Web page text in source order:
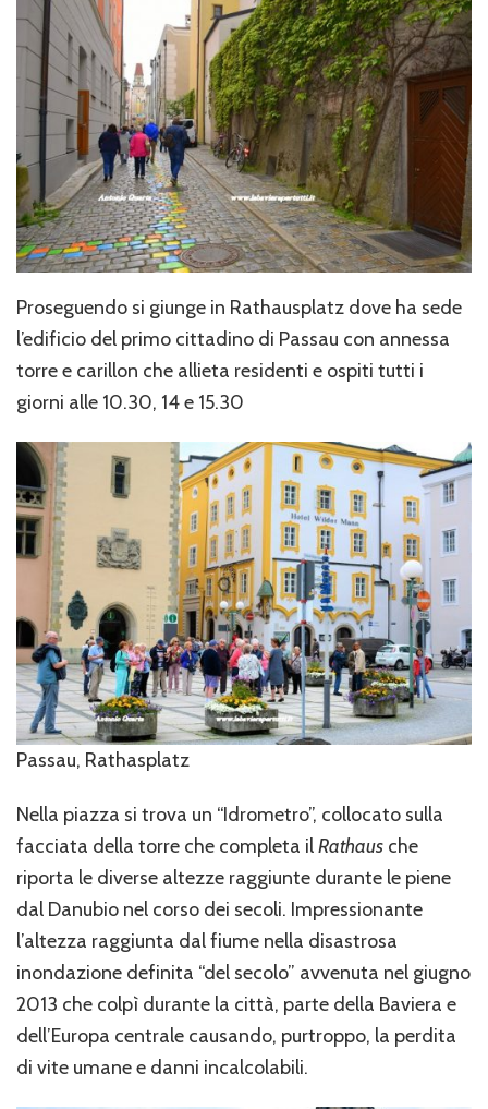
Proseguendo si giunge in Rathausplatz dove ha sede
l’edificio del primo cittadino di Passau con annessa
torre e carillon che allieta residenti e ospiti tutti i
giorni alle 10.30, 14 e 15.30
Passau, Rathasplatz
Nella piazza si trova un “Idrometro”, collocato sulla
facciata della torre che completa ilRathaus che
riporta le diverse altezze raggiunte durante le piene
dal Danubio nel corso dei secoli. Impressionante
l’altezza raggiunta dal fiume nella disastrosa
inondazione definita “del secolo” avvenuta nel giugno
2013 che colpì durante la città, parte della Baviera e
dell’Europa centrale causando, purtroppo, la perdita
di vite umane e danni incalcolabili.